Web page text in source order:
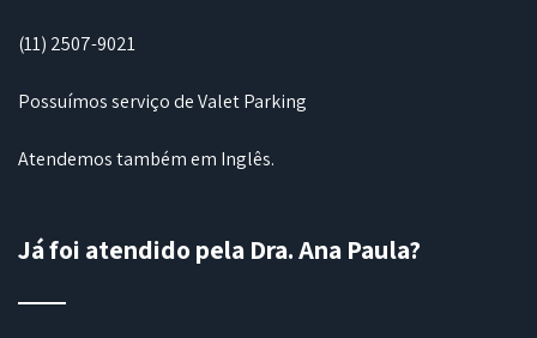
(11) 2507-9021
Possuímos serviço de Valet Parking
Atendemos também em Inglês.
Já foi atendido pela Dra. Ana Paula?